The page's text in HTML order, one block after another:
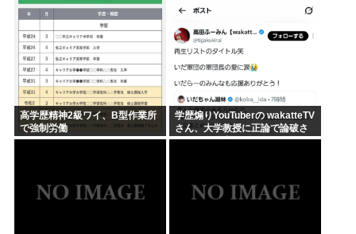
高学歴精神2級ワイ、B型作業所
で強制労働
学歴煽りYouTuberの wakatteTV
さん、大学教授に正論で論破さ
れたので信者ファンネルに冷笑